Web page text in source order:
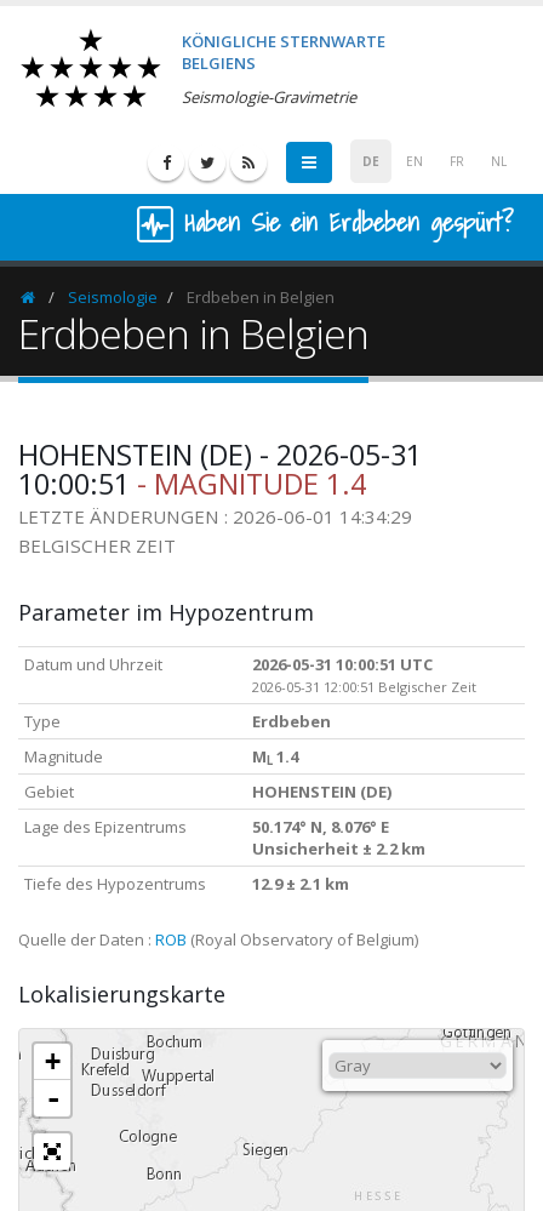
KÖNIGLICHE STERNWARTE
BELGIENS
Seismologie-Gravimetrie
DE EN FR NL
Haben Sie ein Erdbeben gespürt?
HomepageSeismologie Erdbeben in Belgien
Erdbeben in Belgien
HOHENSTEIN (DE) - 2026-05-31
10:00:51 - MAGNITUDE 1.4
LETZTE ÄNDERUNGEN : 2026-06-01 14:34:29
BELGISCHER ZEIT
Parameter im Hypozentrum
Datum und Uhrzeit 2026-05-31 10:00:51 UTC
2026-05-31 12:00:51 Belgischer Zeit
Type
Erdbeben
Magnitude
M L 1.4
Gebiet
HOHENSTEIN (DE)
Lage des Epizentrums
50.174° N, 8.076° E
Unsicherheit ± 2.2 km
Tiefe des Hypozentrums
12.9 ± 2.1 km
Quelle der Daten : ROB (Royal Observatory of Belgium)
Lokalisierungskarte
+
-